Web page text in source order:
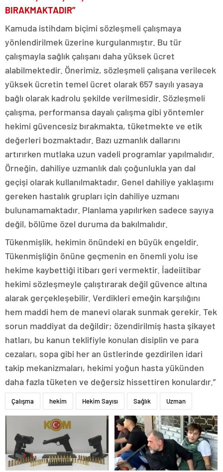
BIRAKMAKTADIR”
Kamuda istihdam biçimi sözleşmeli çalışmaya
yönlendirilmek üzerine kurgulanmıştır. Bu tür
çalışmayla sağlık çalışanı daha yüksek ücret
alabilmektedir. Önerimiz, sözleşmeli çalışana verilecek
yüksek ücretin temel ücret olarak 657 sayılı yasaya
bağlı olarak kadrolu şekilde verilmesidir. Sözleşmeli
çalışma, performansa dayalı çalışma gibi yöntemler
hekimi güvencesiz bırakmakta, tüketmekte ve etik
değerleri bozmaktadır. Bazı uzmanlık dallarını
artırırken mutlaka uzun vadeli programlar yapılmalıdır.
Örneğin, dahiliye uzmanlık dalı çoğunlukla yan dal
geçişi olarak kullanılmaktadır. Genel dahiliye yaklaşımı
gereken hastalık grupları için dahiliye uzmanı
bulunamamaktadır. Planlama yapılırken sadece sayıya
değil, bölüme özel duruma da bakılmalıdır.
Tükenmişlik, hekimin önündeki en büyük engeldir.
Tükenmişliğin önüne geçmenin en önemli yolu ise
hekime kaybettiği itibarı geri vermektir. İadeiitibar
hekimi sözleşmeyle çalıştırarak değil güvence altına
alarak gerçekleşebilir. Verdikleri emeğin karşılığını
hem maddi hem de manevi olarak sunmak gerekir. Tek
sorun maddiyat da değildir; özendirilmiş hasta şikayet
hatları, bu kanun teklifiyle konulan disiplin ve para
cezaları, sopa gibi her an üstlerinde gezdirilen idari
takip mekanizmaları, hekimi yoğun hasta yükünden
daha fazla tüketen ve değersiz hissettiren konulardır.”
Çalışma hekim Hekim Sayısı Sağlık Uzman